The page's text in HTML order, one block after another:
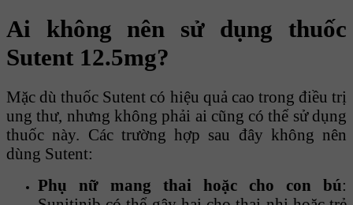
Ai không nên sử dụng thuốc
Sutent 12.5mg?
Mặc dù thuốc Sutent có hiệu quả cao trong điều trị
ung thư, nhưng không phải ai cũng có thể sử dụng
thuốc này. Các trường hợp sau đây không nên
dùng Sutent:
Phụ nữ mang thai hoặc cho con bú: